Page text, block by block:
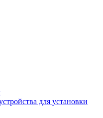
для установки